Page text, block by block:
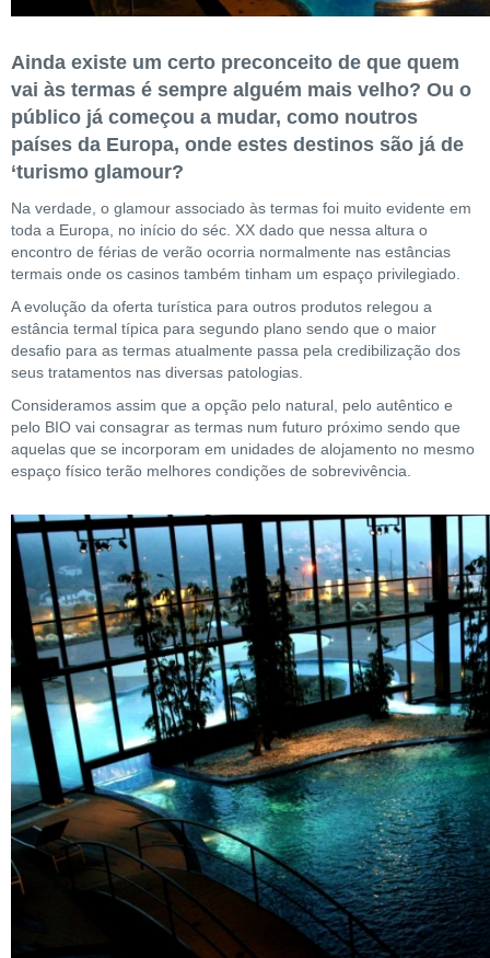
Ainda existe um certo preconceito de que quem
vai às termas é sempre alguém mais velho? Ou o
público já começou a mudar, como noutros
países da Europa, onde estes destinos são já de
‘turismo glamour?
Na verdade, o glamour associado às termas foi muito evidente em
toda a Europa, no início do séc. XX dado que nessa altura o
encontro de férias de verão ocorria normalmente nas estâncias
termais onde os casinos também tinham um espaço privilegiado.
A evolução da oferta turística para outros produtos relegou a
estância termal típica para segundo plano sendo que o maior
desafio para as termas atualmente passa pela credibilização dos
seus tratamentos nas diversas patologias.
Consideramos assim que a opção pelo natural, pelo autêntico e
pelo BIO vai consagrar as termas num futuro próximo sendo que
aquelas que se incorporam em unidades de alojamento no mesmo
espaço físico terão melhores condições de sobrevivência.